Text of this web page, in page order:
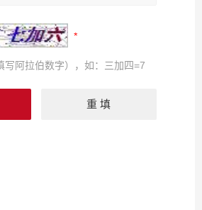
写阿拉伯数字），如：三加四=7